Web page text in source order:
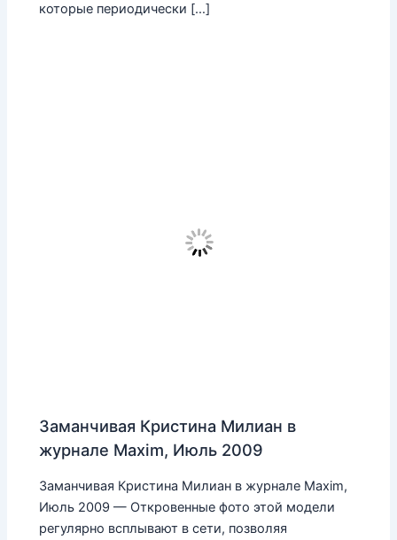
которые периодически […]
Заманчивая Кристина Милиан в
журнале Maxim, Июль 2009
Заманчивая Кристина Милиан в журнале Maxim,
Июль 2009 — Откровенные фото этой модели
регулярно всплывают в сети, позволяя